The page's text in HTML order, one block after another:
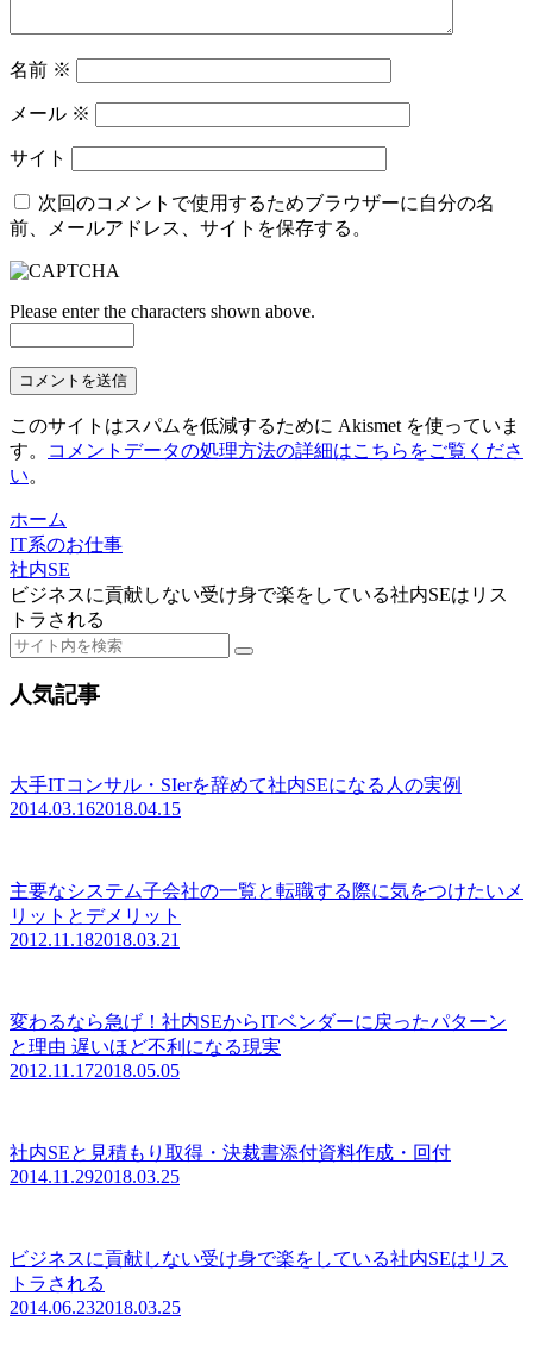
名前 ※
メール ※
サイト
次回のコメントで使用するためブラウザーに自分の名
前、メールアドレス、サイトを保存する。
Please enter the characters shown above.
このサイトはスパムを低減するために Akismet を使っていま
す。
コメントデータの処理方法の詳細はこちらをご覧くださ
い。
ホーム
IT系のお仕事
社内SE
ビジネスに貢献しない受け身で楽をしている社内SEはリス
トラされる
人気記事
大手ITコンサル・SIerを辞めて社内SEになる人の実例
2014.03.162018.04.15
主要なシステム子会社の一覧と転職する際に気をつけたいメ
リットとデメリット
2012.11.182018.03.21
変わるなら急げ！社内SEからITベンダーに戻ったパターン
と理由 遅いほど不利になる現実
2012.11.172018.05.05
社内SEと見積もり取得・決裁書添付資料作成・回付
2014.11.292018.03.25
ビジネスに貢献しない受け身で楽をしている社内SEはリス
トラされる
2014.06.232018.03.25